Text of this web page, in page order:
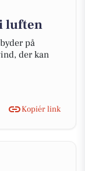
luften
på
der kan
Kopiér link